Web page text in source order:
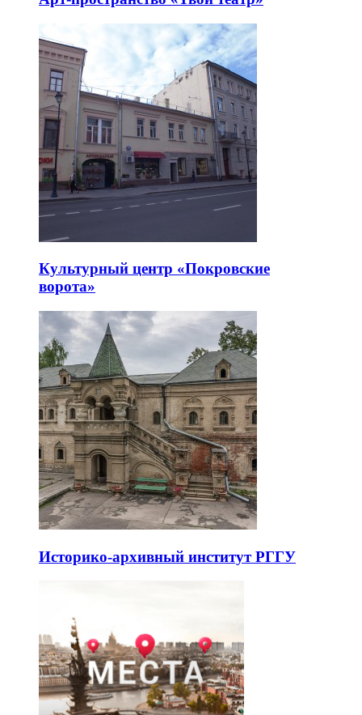
Культурный центр «Покровские
ворота»
Историко-архивный институт РГГУ